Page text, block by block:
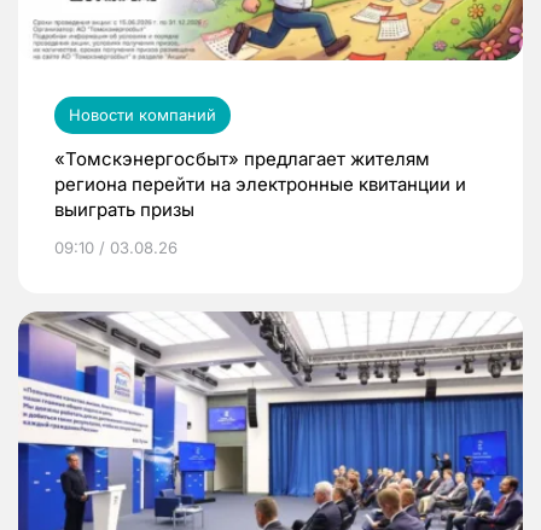
Новости компаний
«Томскэнергосбыт» предлагает жителям
региона перейти на электронные квитанции и
выиграть призы
09:10 / 03.08.26